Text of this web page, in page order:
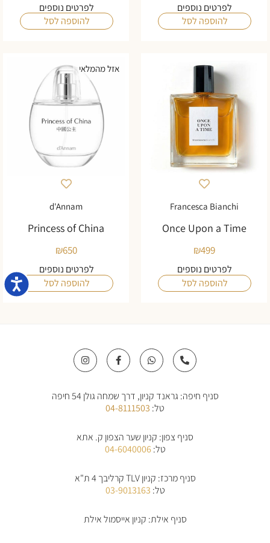
לפרטים נוספים
להוספה לסל
לפרטים נוספים
להוספה לסל
Francesca Bianchi
Once Upon a Time
₪499
לפרטים נוספים
להוספה לסל
אזל מהמלאי
d'Annam
Princess of China
₪650
לפרטים נוספים
להוספה לסל
P
h
o
-
W
h
a
a
p
F
a
c
o
o
f
I
n
s
g
סניף חיפה: גראנד קניון, דרך שמחה גולן 54 חיפה
טל:04-8111503
סניף צפון: קניון שער הצפון ק. אתא
טל:04-6040006
סניף מרכז: קניון TLV קרליבך 4 ת"א
טל:03-9013163
סניף אילת: קניון אייסמול אילת